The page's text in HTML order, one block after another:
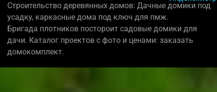
Строительство деревянных домов: Дачные домики под
усадку, каркасные дома под ключ для пмж.
Бригада плотников постороит садовые домики для
дачи. Каталог проектов с фото и ценами: заказать
домокомплект.